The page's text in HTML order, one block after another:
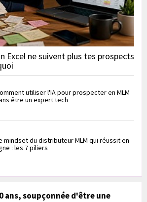
Excel ne suivent plus tes prospects
utiliser l'IA pour prospecter en MLM
être un expert tech
mindset du distributeur MLM qui réussit en
: les 7 piliers
ans, soupçonnée d'être une